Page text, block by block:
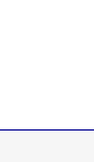
Twitter)
email